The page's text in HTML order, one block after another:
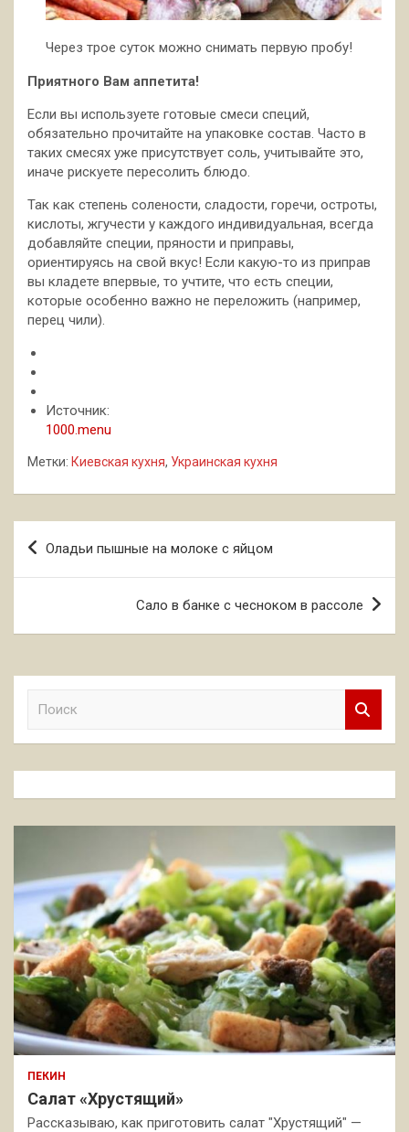
Через трое суток можно снимать первую пробу!
Приятного Вам аппетита!
Если вы используете готовые смеси специй,
обязательно прочитайте на упаковке состав. Часто в
таких смесях уже присутствует соль, учитывайте это,
иначе рискуете пересолить блюдо.
Так как степень солености, сладости, горечи, остроты,
кислоты, жгучести у каждого индивидуальная, всегда
добавляйте специи, пряности и приправы,
ориентируясь на свой вкус! Если какую-то из приправ
вы кладете впервые, то учтите, что есть специи,
которые особенно важно не переложить (например,
перец чили).
Источник:
1000.menu
Метки: Киевская кухня, Украинская кухня
Навигация
Оладьи пышные на молоке с яйцом
Сало в банке с чесноком в рассоле
к
ПЕКИН
Салат «Хрустящий»
Рассказываю, как приготовить салат "Хрустящий" —